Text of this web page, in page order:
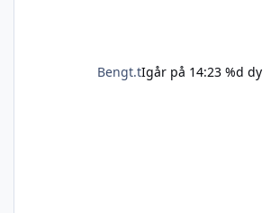
Bengt.tIgår på 14:23%d dy